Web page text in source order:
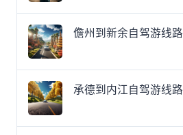
儋州到新余自驾游线路
承德到内江自驾游线路